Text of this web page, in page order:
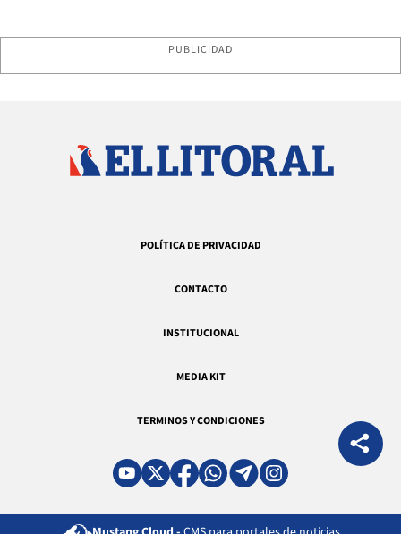
PUBLICIDAD
POLÍTICA DE PRIVACIDAD
CONTACTO
INSTITUCIONAL
MEDIA KIT
TERMINOS Y CONDICIONES